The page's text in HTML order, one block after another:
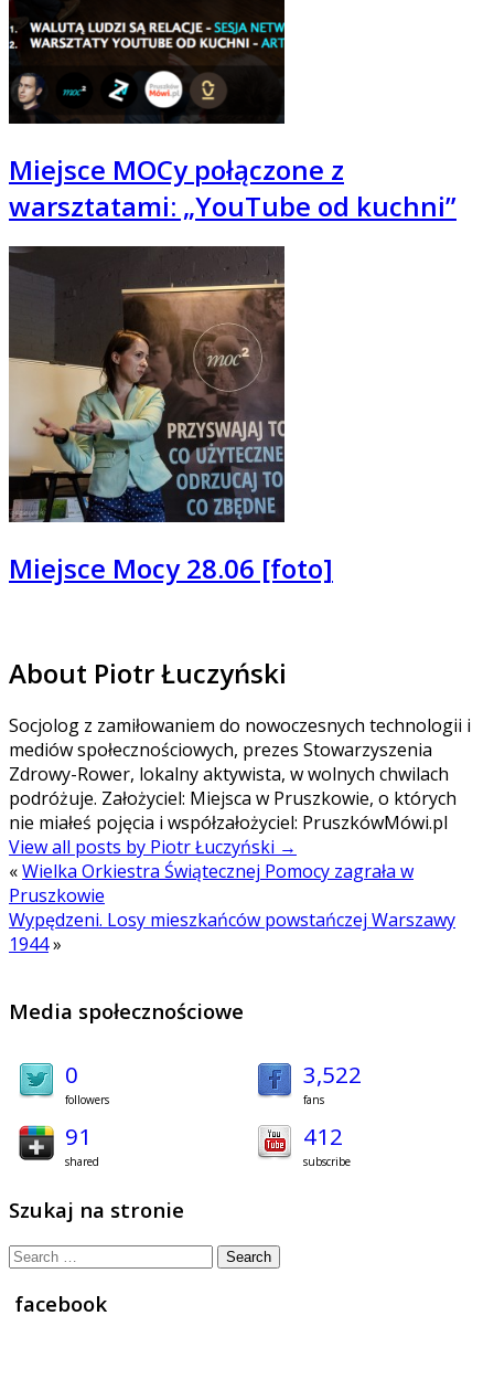
Miejsce MOCy połączone z
warsztatami: „YouTube od kuchni”
Miejsce Mocy 28.06 [foto]
About Piotr Łuczyński
Socjolog z zamiłowaniem do nowoczesnych technologii i
mediów społecznościowych, prezes Stowarzyszenia
Zdrowy-Rower, lokalny aktywista, w wolnych chwilach
podróżuje. Założyciel: Miejsca w Pruszkowie, o których
nie miałeś pojęcia i współzałożyciel: PruszkówMówi.pl
View all posts by Piotr Łuczyński →
«Wielka Orkiestra Świątecznej Pomocy zagrała w
Pruszkowie
Wypędzeni. Losy mieszkańców powstańczej Warszawy
1944»
Media społecznościowe
0
followers
3,522
fans
91
shared
412
subscribe
Szukaj na stronie
Search
facebook